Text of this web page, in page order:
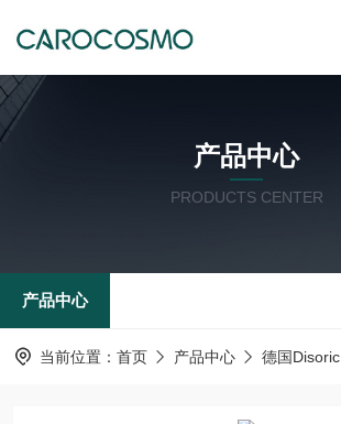
产品中心
PRODUCTS CENTER
产品中心
当前位置： 首页 产品中心 德国Disoric